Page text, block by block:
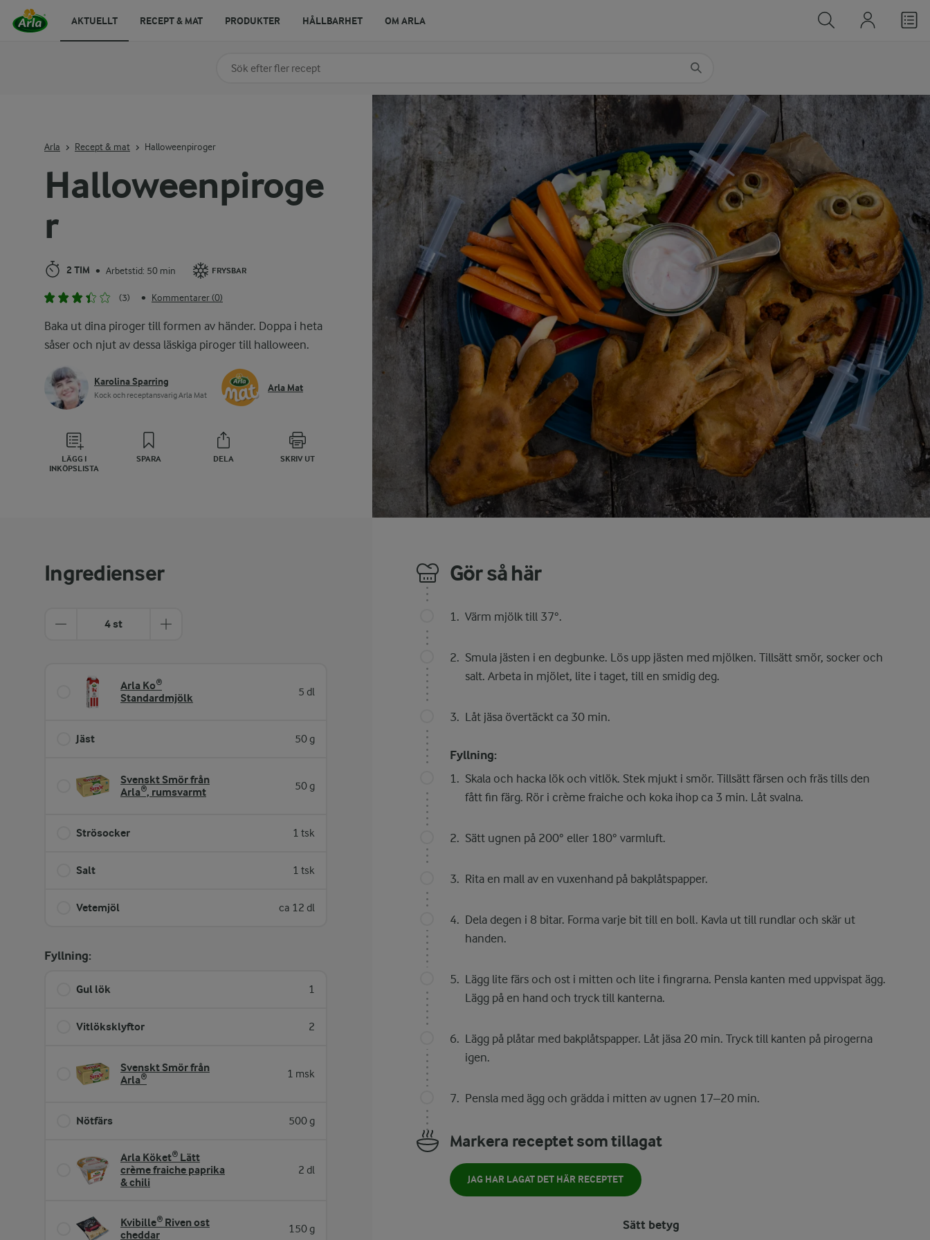
Halloweenpiroge
r
2 TIM • Arbetstid: 50 min FRYSBAR
(3) • Kommentarer (0)
Baka ut dina piroger till formen av händer. Doppa i heta
såser och njut av dessa läskiga piroger till halloween.
Karolina Sparring
Kock och receptansvarig Arla Mat
Arla Mat
LÄGG I
INKÖPSLISTA
SPARA DELA SKRIV UT
Arla Recept & mat Halloweenpiroger
Ingredienser
4 st
Arla Ko®
Standardmjölk
5 dl
Jäst 50 g
Svenskt Smör från
Arla®, rumsvarmt
50 g
Strösocker 1 tsk
Salt 1 tsk
Vetemjöl ca 12 dl
Fyllning:
Gul lök 1
Vitlöksklyftor 2
Svenskt Smör från
Arla®
1 msk
Nötfärs 500 g
Arla Köket® Lätt
crème fraiche paprika
& chili
2 dl
Kvibille® Riven ost
cheddar
150 g
Gör så här
Värm mjölk till 37°.
Smula jästen i en degbunke. Lös upp jästen med mjölken. Tillsätt smör, socker och
salt. Arbeta in mjölet, lite i taget, till en smidig deg.
Låt jäsa övertäckt ca 30 min.
Fyllning:
Skala och hacka lök och vitlök. Stek mjukt i smör. Tillsätt färsen och fräs tills den
fått fin färg. Rör i crème fraiche och koka ihop ca 3 min. Låt svalna.
Sätt ugnen på 200° eller 180° varmluft.
Rita en mall av en vuxenhand på bakplåtspapper.
Dela degen i 8 bitar. Forma varje bit till en boll. Kavla ut till rundlar och skär ut
handen.
Lägg lite färs och ost i mitten och lite i fingrarna. Pensla kanten med uppvispat ägg.
Lägg på en hand och tryck till kanterna.
Lägg på plåtar med bakplåtspapper. Låt jäsa 20 min. Tryck till kanten på pirogerna
igen.
Pensla med ägg och grädda i mitten av ugnen 17–20 min.
Markera receptet som tillagat
JAG HAR LAGAT DET HÄR RECEPTET
Sätt betyg
Sök på kategori eller ingrediens
AKTUELLT RECEPT & MAT PRODUKTER HÅLLBARHET OM ARLA